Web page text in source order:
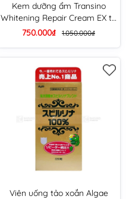
Kem dưỡng ẩm Transino
Whitening Repair Cream EX trị
nám trắng da 35g
750.000₫ 1.050.000₫
Viên uống tảo xoắn Algae